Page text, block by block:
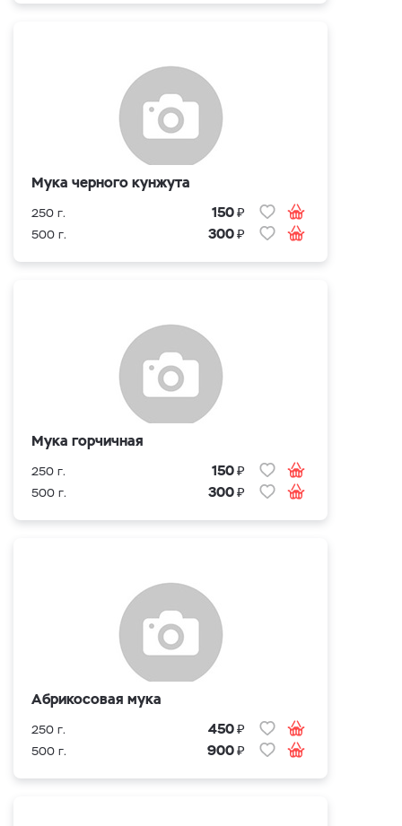
Мука черного кунжута
250 г. 150₽
500 г. 300₽
Мука горчичная
250 г. 150₽
500 г. 300₽
Абрикосовая мука
250 г. 450₽
500 г. 900₽